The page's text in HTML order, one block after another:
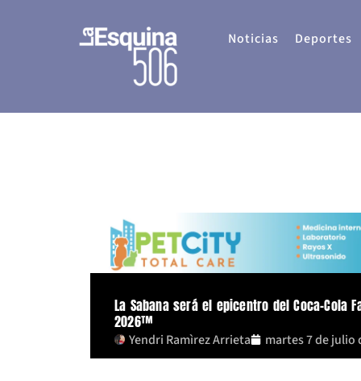
Noticias Deportes
La Sabana será el epicentro del Coca-Cola
2026™
Yendri Ramìrez Arrieta martes 7 de julio